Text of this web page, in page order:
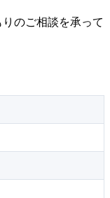
のご相談を承って